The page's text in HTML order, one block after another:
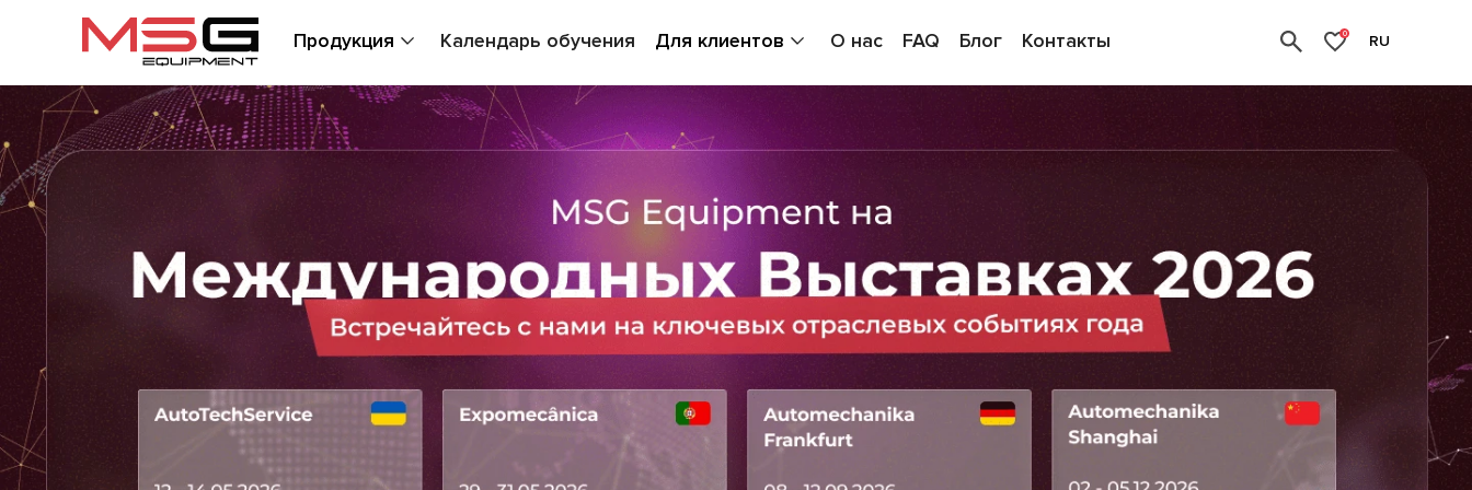
Продукция Календарь обучения Для клиентов О нас FAQ Блог Контакты 0 RU